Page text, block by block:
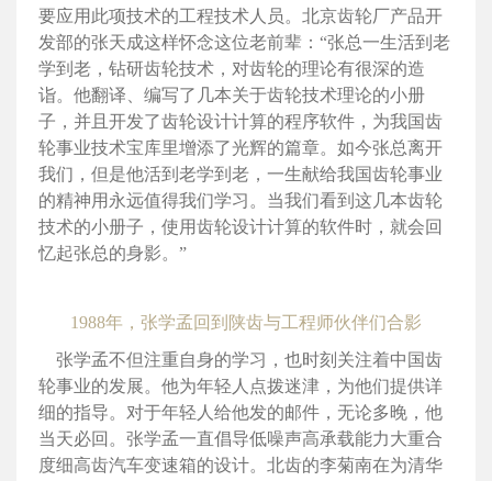
要应用此项技术的工程技术人员。北京齿轮厂产品开
发部的张天成这样怀念这位老前辈：“张总一生活到老
学到老，钻研齿轮技术，对齿轮的理论有很深的造
诣。他翻译、编写了几本关于齿轮技术理论的小册
子，并且开发了齿轮设计计算的程序软件，为我国齿
轮事业技术宝库里增添了光辉的篇章。如今张总离开
我们，但是他活到老学到老，一生献给我国齿轮事业
的精神用永远值得我们学习。当我们看到这几本齿轮
技术的小册子，使用齿轮设计计算的软件时，就会回
忆起张总的身影。”
1988年，张学孟回到陕齿与工程师伙伴们合影
张学孟不但注重自身的学习，也时刻关注着中国齿
轮事业的发展。他为年轻人点拨迷津，为他们提供详
细的指导。对于年轻人给他发的邮件，无论多晚，他
当天必回。张学孟一直倡导低噪声高承载能力大重合
度细高齿汽车变速箱的设计。北齿的李菊南在为清华